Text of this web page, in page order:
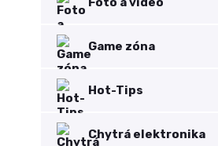
Game zóna
Hot-Tips
Chytrá elektronika